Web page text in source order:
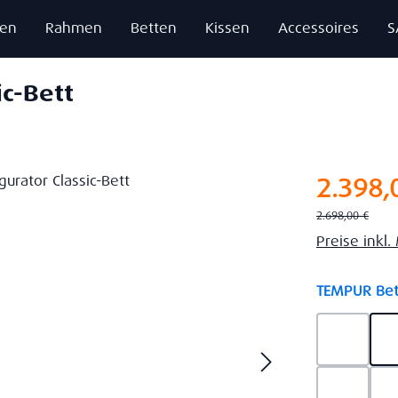
Rahmen Betten Kissen Accessoires
Bett
Regulärer Preis:
2.698,00 €
Preise inkl.
TEMPUR